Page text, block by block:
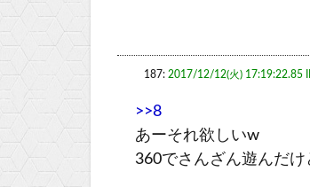
187: 2017/12/12(火) 17:19:22.85
>>8
あーそれ欲しいw
360でさんざん遊んだ